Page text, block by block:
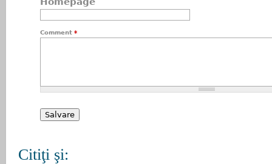
Comment *
Citiţi şi: